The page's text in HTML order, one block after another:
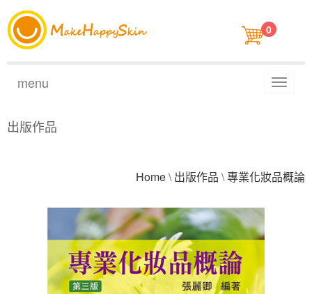
0
Toggle
menu
出版作品
Home\ 出版作品 \專業化妝品概論